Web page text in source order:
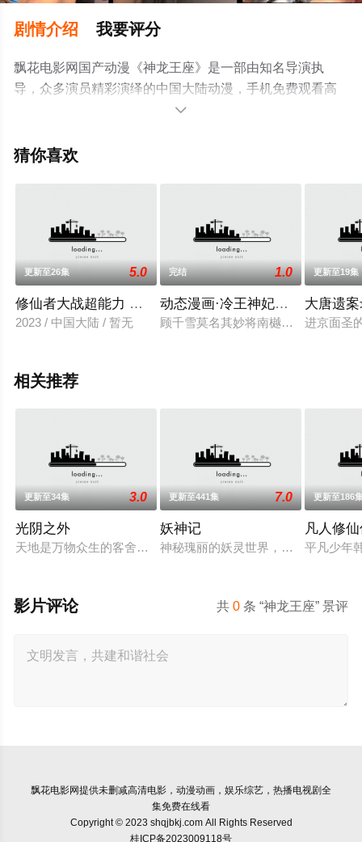
剧情介绍 我要评分
飘花电影网国产动漫《神龙王座》是一部由知名导演执
导，众多演员精彩演绎的中国大陆动漫，手机免费观看高
清无删减完整版动漫全集就上飘花影院，更多相关信息可

猜你喜欢
更新至26集 5.0
修仙者大战超能力 第二季
2023 / 中国大陆 / 暂无
完结 1.0
动态漫画·冷王神妃：医手遮天
顾千雪莫名其妙将南樾国最狠毒的
更新至19集
大唐遗
进京面圣
相关推荐
更新至34集 3.0
光阴之外
天地是万物众生的客舍，光阴是古往今来的过客。苍天残面张
更新至441集 7.0
妖神记
神秘瑰丽的妖灵世界，奇奥无穷的时
更新至186
凡人修
平凡少年
共0 条 “神龙王座” 景评
影片评论
飘花电影网提供未删减高清电影，动漫动画，娱乐综艺，热播电视剧全
集免费在线看
Copyright © 2023 shqjbkj.com All Rights Reserved
桂ICP备2023009118号